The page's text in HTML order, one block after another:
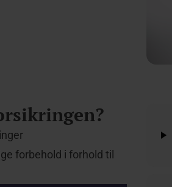
forbehold i forhold til